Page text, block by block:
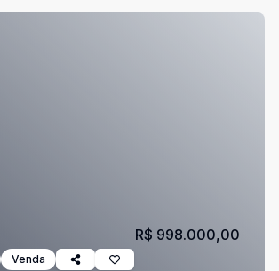
Venda
R$ 998.000,00